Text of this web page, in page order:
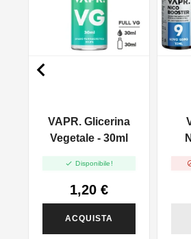
VAPR. Glicerina
Vegetale - 30ml
 Disponibile!
1,20 €
ACQUISTA
